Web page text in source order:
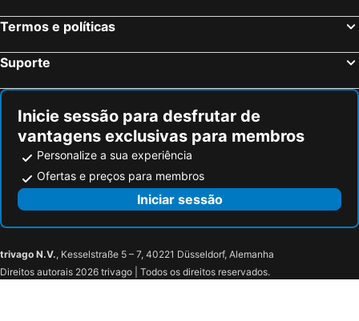
Termos e políticas
Suporte
Inicie sessão para desfrutar de
vantagens exclusivas para membros
Personalize a sua experiência
Ofertas e preços para membros
Iniciar sessão
trivago N.V., Kesselstraße 5 – 7, 40221 Düsseldorf, Alemanha
Direitos autorais 2026 trivago | Todos os direitos reservados.